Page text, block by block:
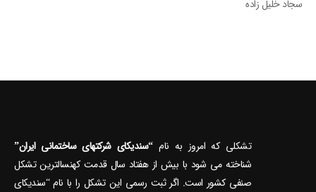
سجاد خلیل زاده
تشکلی که امروز به نام“سندیکای شرکتهای ساختمانی ایران”
شناخته می‎ شود با بیش از هفتاد سال قدمت کهنسال‎ترین تشکل
صنفی کشور است. اگر ثبت رسمی این تشکل را با نام “سندیکای